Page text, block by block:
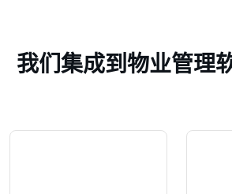
我们集成到物业管理